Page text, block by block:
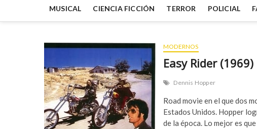
MUSICAL CIENCIA FICCIÓN TERROR POLICIAL
MODERNOS
Easy Rider (1969)
Dennis Hopper
Road movie en el que dos
Estados Unidos. Hopper
de la época. Lo mejor es